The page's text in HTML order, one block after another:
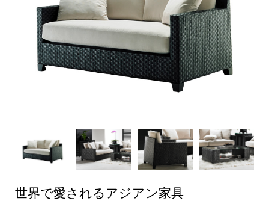
世界で愛されるアジアン家具